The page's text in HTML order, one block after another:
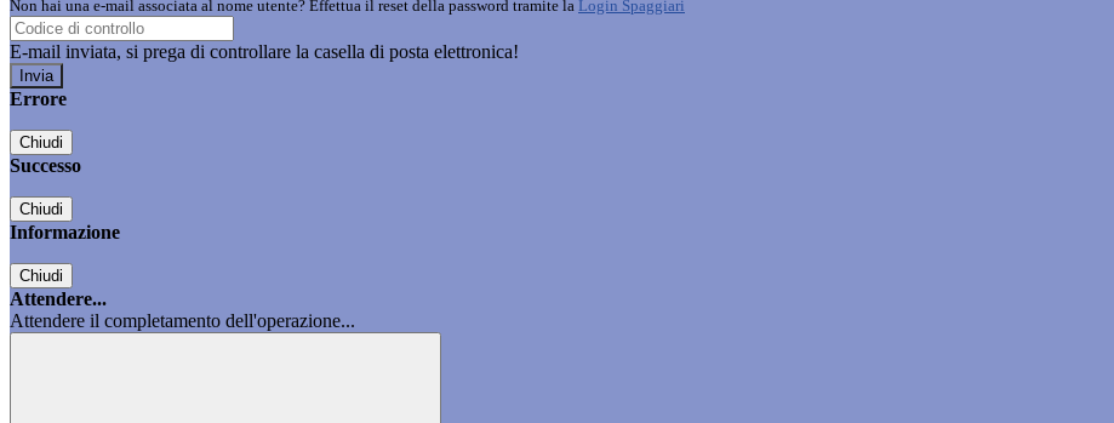
Non hai una e-mail associata al nome utente? Effettua il reset della password tramite la Login Spaggiari
E-mail inviata, si prega di controllare la casella di posta elettronica!
Errore
Chiudi
Successo
Chiudi
Informazione
Chiudi
Attendere...
Attendere il completamento dell'operazione...